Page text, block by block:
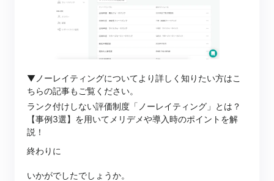
▼ノーレイティングについてより詳しく知りたい方はこ
ちらの記事もご覧ください。
ランク付けしない評価制度「ノーレイティング」とは？
【事例3選】を用いてメリデメや導入時のポイントを解
説！
終わりに
いかがでしたでしょうか。